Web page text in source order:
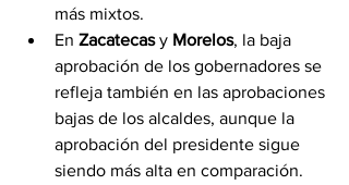
más mixtos.
En Zacatecas y Morelos, la baja
aprobación de los gobernadores se
refleja también en las aprobaciones
bajas de los alcaldes, aunque la
aprobación del presidente sigue
siendo más alta en comparación.